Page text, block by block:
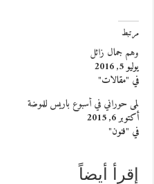
مرتبط
وهم جمال زائل
يوليو 5, 2016
في "مقالات"
لمى حوراني في أسبوع باريس للموضة
أكتوبر 6, 2015
في "فنون"
إقرأ أيضاً